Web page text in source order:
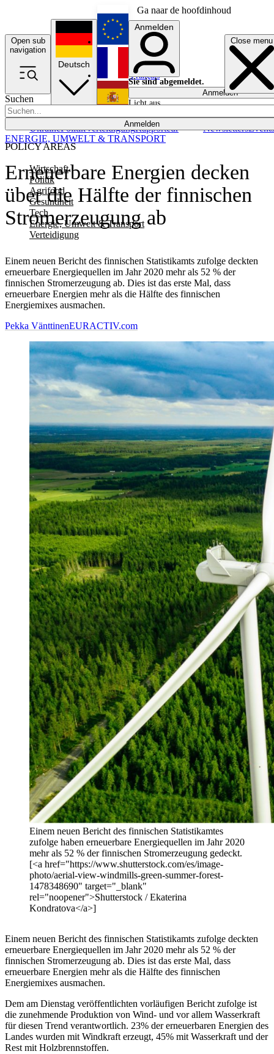
Ga naar de hoofdinhoud
Open sub
navigation
Close menu
Suchen
Anmelden
POLICY AREAS
Wirtschaft
Politik
Agrifood
Gesundheit
Tech
Energie, Umwelt & Transport
Verteidigung
UkrainePolitikVerteidigungRapporteur NewslettersEvents
Deutsch
English
Français
Anmelden
Sie sind abgemeldet.
Anmelden
Licht aus
Erneuerbare Energien decken
über die Hälfte der finnischen
Stromerzeugung ab
Einem neuen Bericht des finnischen Statistikamts zufolge deckten
erneuerbare Energiequellen im Jahr 2020 mehr als 52 % der
finnischen Stromerzeugung ab. Dies ist das erste Mal, dass
erneuerbare Energien mehr als die Hälfte des finnischen
Energiemixes ausmachen.
ENERGIE, UMWELT & TRANSPORT
Pekka VänttinenEURACTIV.com
Einem neuen Bericht des finnischen Statistikamtes
zufolge haben erneuerbare Energiequellen im Jahr 2020
mehr als 52 % der finnischen Stromerzeugung gedeckt.
[<a href="https://www.shutterstock.com/es/image-
photo/aerial-view-windmills-green-summer-forest-
1478348690" target="_blank"
rel="noopener">Shutterstock / Ekaterina
Kondratova</a>]
Einem neuen Bericht des finnischen Statistikamts zufolge deckten
erneuerbare Energiequellen im Jahr 2020 mehr als 52 % der
finnischen Stromerzeugung ab. Dies ist das erste Mal, dass
erneuerbare Energien mehr als die Hälfte des finnischen
Energiemixes ausmachen.
Dem am Dienstag veröffentlichten vorläufigen Bericht zufolge ist
die zunehmende Produktion von Wind- und vor allem Wasserkraft
für diesen Trend verantwortlich. 23% der erneuerbaren Energien des
Landes wurden mit Windkraft erzeugt, 45% mit Wasserkraft und der
Rest mit Holzbrennstoffen.